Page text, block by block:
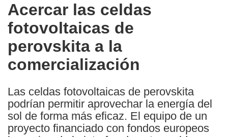
the
following
languages:
Acercar las celdas
fotovoltaicas de
perovskita a la
comercialización
Las celdas fotovoltaicas de perovskita
podrían permitir aprovechar la energía del
sol de forma más eficaz. El equipo de un
proyecto financiado con fondos europeos